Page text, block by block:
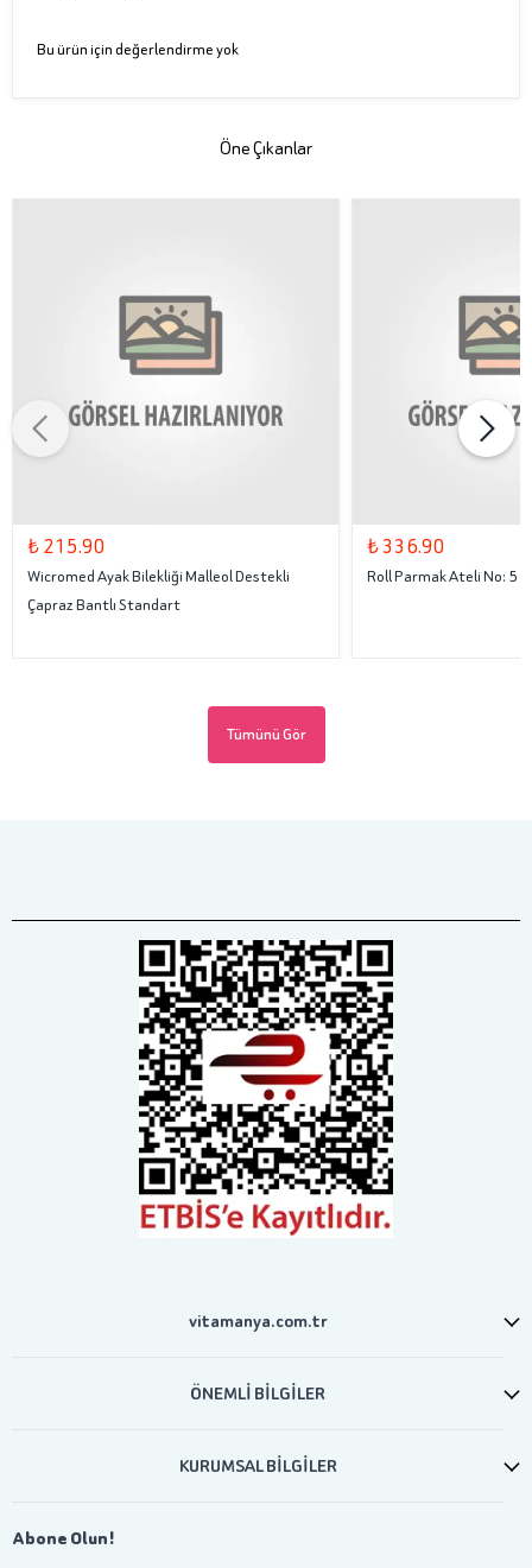
Bu ürün için değerlendirme yok
Öne Çıkanlar
₺ 215.90
Wicromed Ayak Bilekliği Malleol Destekli
Çapraz Bantlı Standart
₺ 336.90
Roll Parmak Ateli No: 5
Tümünü Gör
vitamanya.com.tr
ÖNEMLİ BİLGİLER
KURUMSAL BİLGİLER
Abone Olun!